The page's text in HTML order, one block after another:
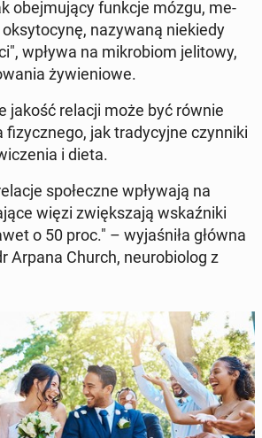
obe­j­mu­ją­cy funkcje mózgu, me­
nazy­waną niekiedy
wpływa na mikro­biom jeli­towy,
ży­wieniowe.
jakość relacji może być równie
fizy­cznego, jak trady­cyjne czyn­ni­ki
i dieta.
społeczne wpły­wa­ją na
więzi zwięk­sza­ją wskaźni­ki
o 50 proc." – wy­jaśniła główna
Arpana Church, neu­ro­bi­olog z